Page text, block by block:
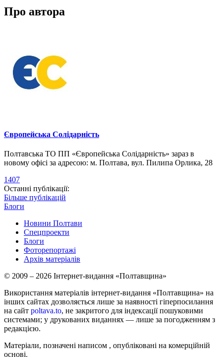
Про автора
Європейська Солідарність
Полтавська ТО ПП «Європейська Солідарність» зараз в
новому офісі за адресою: м. Полтава, вул. Пилипа Орлика, 28
1407
Останні публікації:
Більше публікацій
Блоги
Новини Полтави
Спецпроекти
Блоги
Фоторепортажі
Архів матеріалів
© 2009 – 2026 Інтернет-видання «Полтавщина»
Використання матеріалів інтернет-видання «Полтавщина» на
інших сайтах дозволяється лише за наявності гіперпосилання
на сайт poltava.to, не закритого для індексації пошуковими
системами; у друкованих виданнях — лише за погодженням з
редакцією.
Матеріали, позначені написом , опубліковані на комерційній
основі.